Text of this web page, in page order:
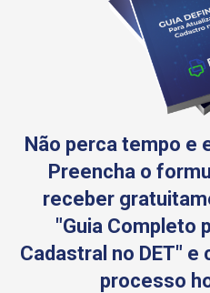
Não perca tempo e
Preencha o
receber
"Guia Completo
Cadastral no DET"
processo